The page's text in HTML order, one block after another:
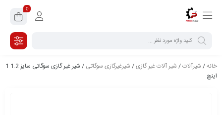
0
خانه/ شیرآلات/ شیر آلات غیر گازی/ شیرغیرگازی سوگاتی
/ شیر غیر گازی سوگاتی سایز 1.2 1
اینچ